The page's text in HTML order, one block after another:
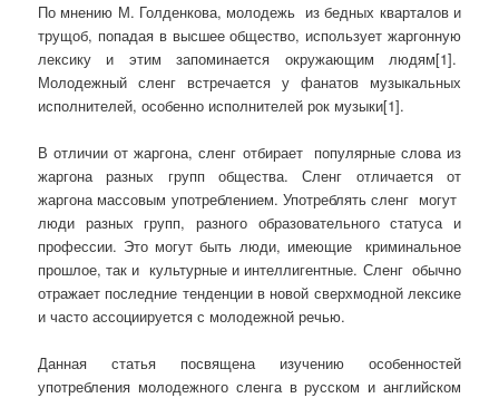
По мнению М. Голденкова, молодежь из бедных кварталов и
трущоб, попадая в высшее общество, использует жаргонную
лексику и этим запоминается окружающим людям[1].
Молодежный сленг встречается у фанатов музыкальных
исполнителей, особенно исполнителей рок музыки[1].
В отличии от жаргона, сленг отбирает популярные слова из
жаргона разных групп общества. Сленг отличается от
жаргона массовым употреблением. Употреблять сленг могут
люди разных групп, разного образовательного статуса и
профессии. Это могут быть люди, имеющие криминальное
прошлое, так и культурные и интеллигентные. Сленг обычно
отражает последние тенденции в новой сверхмодной лексике
и часто ассоциируется с молодежной речью.
Данная статья посвящена изучению особенностей
употребления молодежного сленга в русском и английском